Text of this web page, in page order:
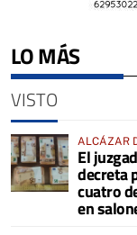
LO MÁS
VISTO
ALCÁZAR
El
decreta
cuatro
en